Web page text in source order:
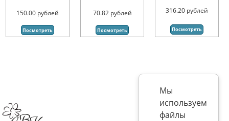
150.00 рублей
Посмотреть
70.82 рублей
Посмотреть
316.20 рублей
Посмотреть
Мы
используем
файлы